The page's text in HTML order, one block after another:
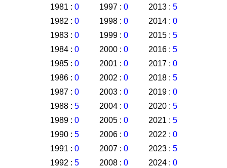
1981 : 0
1982 : 0
1983 : 0
1984 : 0
1985 : 0
1986 : 0
1987 : 0
1988 : 5
1989 : 0
1990 : 5
1991 : 0
1992 : 5
1997 : 0
1998 : 0
1999 : 0
2000 : 0
2001 : 0
2002 : 0
2003 : 0
2004 : 0
2005 : 0
2006 : 0
2007 : 0
2008 : 0
2013 : 5
2014 : 0
2015 : 5
2016 : 5
2017 : 0
2018 : 5
2019 : 0
2020 : 5
2021 : 5
2022 : 0
2023 : 5
2024 : 0